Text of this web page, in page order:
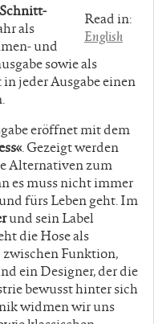
Read in:
English
als
und
sowie als
jeder Ausgabe einen
eröffnet mit dem
. Gezeigt werden
Alternativen zum
es muss nicht immer
fürs Leben geht. Im
und sein Label
die Hose als
Funktion,
ein Designer, der die
bewusst hinter sich
widmen wir uns